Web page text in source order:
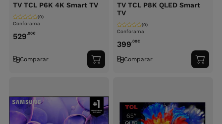
TV TCL P6K 4K Smart TV
Conforama
(0)
529,00€
Comparar
Adicionar
ao
TV TCL P8K QLED Smart
TV
Conforama
(0)
399,00€
Comparar
ao